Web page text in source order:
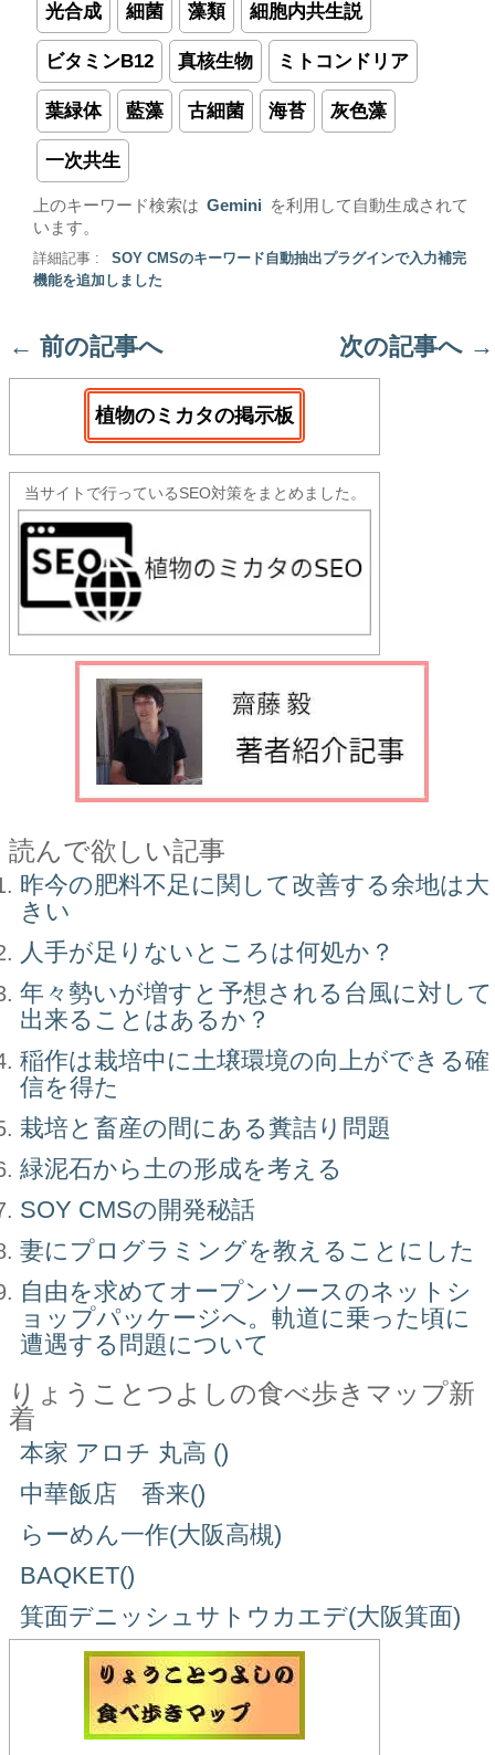
光合成 細菌 藻類 細胞内共生説
ビタミンB12 真核生物 ミトコンドリア
葉緑体 藍藻 古細菌 海苔 灰色藻
一次共生
上のキーワード検索は Gemini
を利用して自動生成されて
います。
詳細記事 :
SOY CMSのキーワード自動抽出プラグインで入力補完
機能を追加しました
← 前の記事へ 次の記事へ →
植物のミカタの掲示板
当サイトで行っているSEO対策をまとめました。
読んで欲しい記事
昨今の肥料不足に関して改善する余地は大
きい
人手が足りないところは何処か？
年々勢いが増すと予想される台風に対して
出来ることはあるか？
稲作は栽培中に土壌環境の向上ができる確
信を得た
栽培と畜産の間にある糞詰り問題
緑泥石から土の形成を考える
SOY CMSの開発秘話
妻にプログラミングを教えることにした
自由を求めてオープンソースのネットシ
ョップパッケージへ。軌道に乗った頃に
遭遇する問題について
りょうことつよしの食べ歩きマップ新
着
本家 アロチ 丸高 ()
中華飯店 香来()
らーめん一作(大阪高槻)
BAQKET()
箕面デニッシュサトウカエデ(大阪箕面)